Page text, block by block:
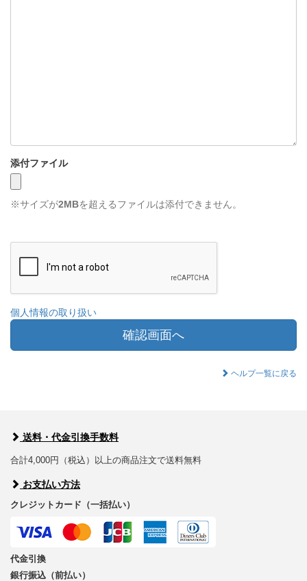
添付ファイル
※サイズが2MBを超えるファイルは添付できません。
個人情報の取り扱い
確認画面へ
ヘルプ一覧に戻る
送料・代金引換手数料
合計4,000円（税込）以上の商品注文で送料無料
お支払い方法
クレジットカード（一括払い）
代金引換
銀行振込（前払い）